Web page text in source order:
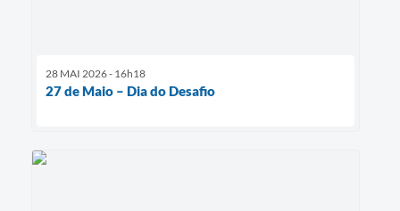
28 MAI 2026 - 16h18
27 de Maio – Dia do Desafio